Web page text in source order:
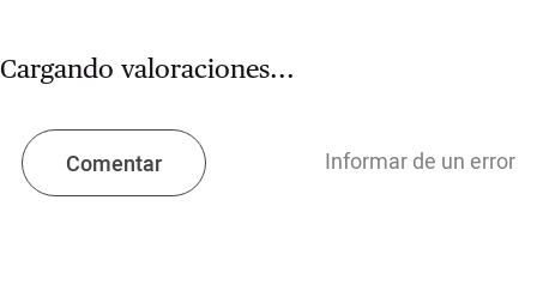
Cargando valoraciones...
Comentar Informar de un error